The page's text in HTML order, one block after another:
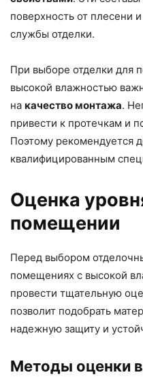
поверхность от плесени
службы отделки.
При выборе отделки для
высокой влажностью
на качество монтажа.
привести к протечкам и
Поэтому рекомендуется
квалифицированным
Оценка
помещении
Перед выбором
помещениях с высокой
провести тщательную
позволит подобрать
надежную защиту и
Методы оценки